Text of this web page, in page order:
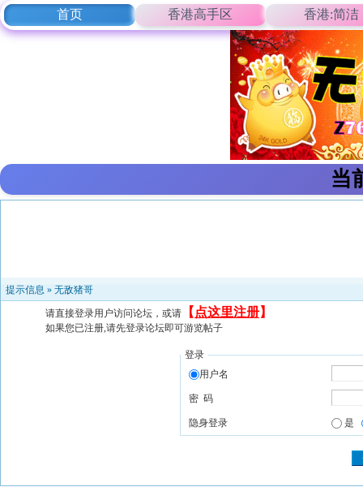
首页 香港高手区 香港:简洁
当
提示信息 » 无敌猪哥
请直接登录用户访问论坛，或请 【 点这里注册】
如果您已注册,请先登录论坛即可游览帖子
登录
用户名
密 码
隐身登录 是